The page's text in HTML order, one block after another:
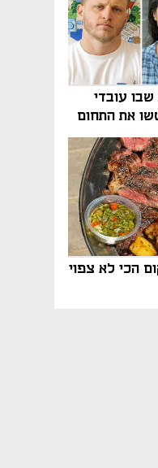
עובדי
את התחום
הכי לא צפוי